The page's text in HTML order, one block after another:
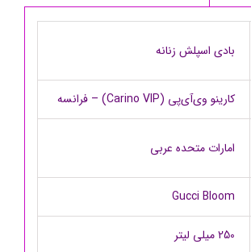
بادی اسپلش زنانه
کارینو وی‌آی‌پی (Carino VIP) – فرانسه
امارات متحده عربی
Gucci Bloom
250 میلی لیتر